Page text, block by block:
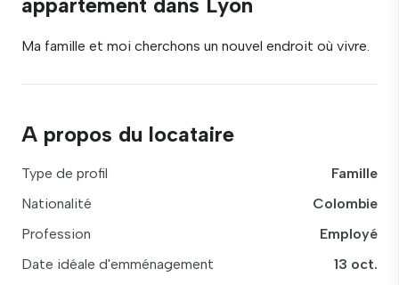
Ma famille et moi cherchons un nouvel endroit où vivre.
A propos du locataire
Type de profil
Famille
Nationalité
Colombie
Profession
Employé
Date idéale d'emménagement
13 oct.